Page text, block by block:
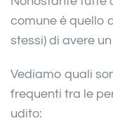
comune è quello
stessi) di avere
Vediamo quali
frequenti tra le
udito: